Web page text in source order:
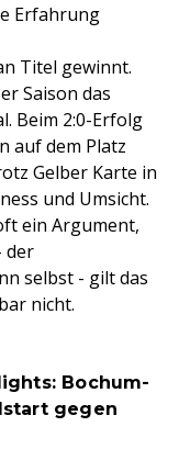
Erfahrung
Titel gewinnt.
Saison das
Beim 2:0-Erfolg
auf dem Platz
Gelber Karte in
und Umsicht.
ein Argument,
der
selbst - gilt das
nicht.
Bochum-
gegen